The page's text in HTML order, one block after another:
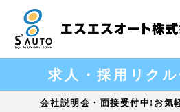
求人・採用リクル
会社説明会・面接受付中!お気